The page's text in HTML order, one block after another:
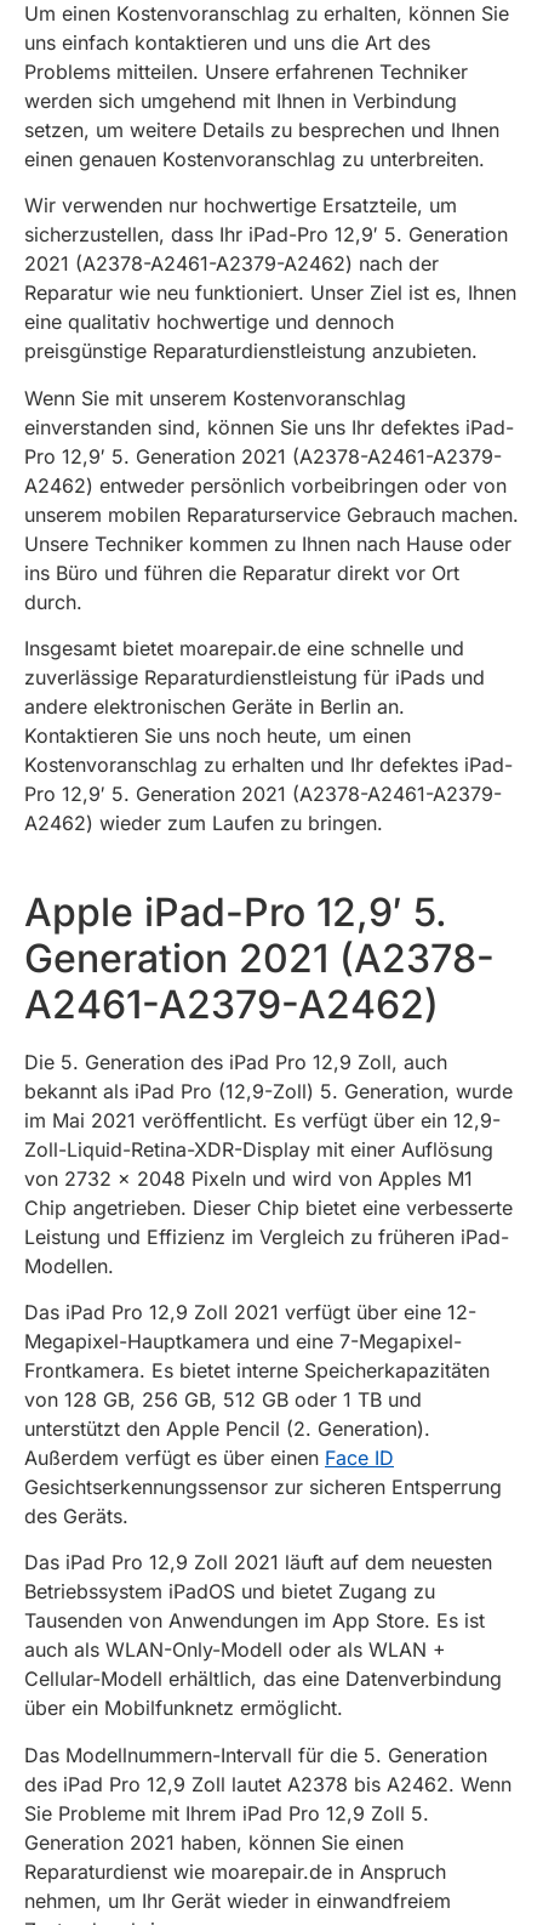
Um einen Kostenvoranschlag zu erhalten, können Sie
uns einfach kontaktieren und uns die Art des
Problems mitteilen. Unsere erfahrenen Techniker
werden sich umgehend mit Ihnen in Verbindung
setzen, um weitere Details zu besprechen und Ihnen
einen genauen Kostenvoranschlag zu unterbreiten.
Wir verwenden nur hochwertige Ersatzteile, um
sicherzustellen, dass Ihr iPad-Pro 12,9′ 5. Generation
2021 (A2378-A2461-A2379-A2462) nach der
Reparatur wie neu funktioniert. Unser Ziel ist es, Ihnen
eine qualitativ hochwertige und dennoch
preisgünstige Reparaturdienstleistung anzubieten.
Wenn Sie mit unserem Kostenvoranschlag
einverstanden sind, können Sie uns Ihr defektes iPad-
Pro 12,9′ 5. Generation 2021 (A2378-A2461-A2379-
A2462) entweder persönlich vorbeibringen oder von
unserem mobilen Reparaturservice Gebrauch machen.
Unsere Techniker kommen zu Ihnen nach Hause oder
ins Büro und führen die Reparatur direkt vor Ort
durch.
Insgesamt bietet moarepair.de eine schnelle und
zuverlässige Reparaturdienstleistung für iPads und
andere elektronischen Geräte in Berlin an.
Kontaktieren Sie uns noch heute, um einen
Kostenvoranschlag zu erhalten und Ihr defektes iPad-
Pro 12,9′ 5. Generation 2021 (A2378-A2461-A2379-
A2462) wieder zum Laufen zu bringen.
Apple iPad-Pro 12,9′ 5.
Generation 2021 (A2378-
A2461-A2379-A2462)
Die 5. Generation des iPad Pro 12,9 Zoll, auch
bekannt als iPad Pro (12,9-Zoll) 5. Generation, wurde
im Mai 2021 veröffentlicht. Es verfügt über ein 12,9-
Zoll-Liquid-Retina-XDR-Display mit einer Auflösung
von 2732 x 2048 Pixeln und wird von Apples M1
Chip angetrieben. Dieser Chip bietet eine verbesserte
Leistung und Effizienz im Vergleich zu früheren iPad-
Modellen.
Das iPad Pro 12,9 Zoll 2021 verfügt über eine 12-
Megapixel-Hauptkamera und eine 7-Megapixel-
Frontkamera. Es bietet interne Speicherkapazitäten
von 128 GB, 256 GB, 512 GB oder 1 TB und
unterstützt den Apple Pencil (2. Generation).
Außerdem verfügt es über einen Face ID
Gesichtserkennungssensor zur sicheren Entsperrung
des Geräts.
Das iPad Pro 12,9 Zoll 2021 läuft auf dem neuesten
Betriebssystem iPadOS und bietet Zugang zu
Tausenden von Anwendungen im App Store. Es ist
auch als WLAN-Only-Modell oder als WLAN +
Cellular-Modell erhältlich, das eine Datenverbindung
über ein Mobilfunknetz ermöglicht.
Das Modellnummern-Intervall für die 5. Generation
des iPad Pro 12,9 Zoll lautet A2378 bis A2462. Wenn
Sie Probleme mit Ihrem iPad Pro 12,9 Zoll 5.
Generation 2021 haben, können Sie einen
Reparaturdienst wie moarepair.de in Anspruch
nehmen, um Ihr Gerät wieder in einwandfreiem